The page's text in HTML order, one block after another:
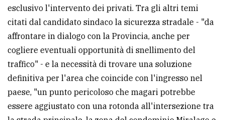
esclusivo l'intervento dei privati. Tra gli altri temi
citati dal candidato sindaco la sicurezza stradale - "da
affrontare in dialogo con la Provincia, anche per
cogliere eventuali opportunità di snellimento del
traffico" - e la necessità di trovare una soluzione
definitiva per l'area che coincide con l'ingresso nel
paese, "un punto pericoloso che magari potrebbe
essere aggiustato con una rotonda all'intersezione tra